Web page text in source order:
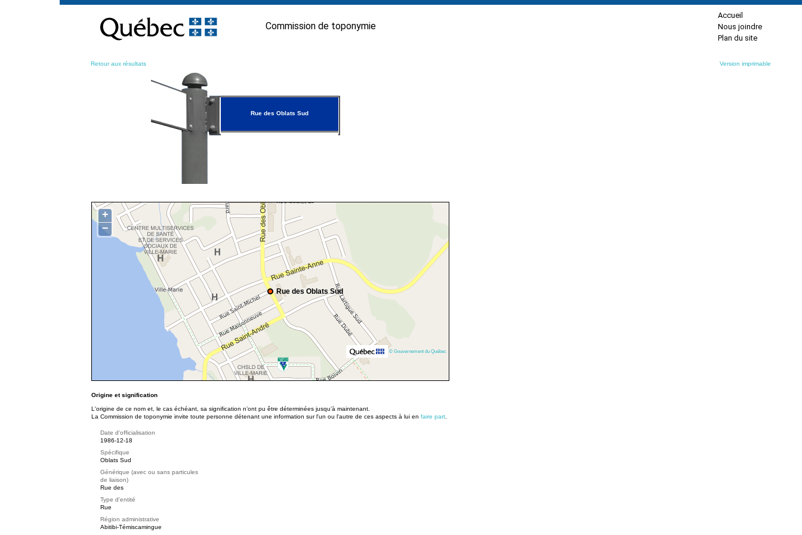
contenu
Commission de toponymie
Accueil
Nous joindre
Plan du site
Retour aux résultats Version imprimable
Rue des Oblats Sud
Rue des Oblats Sud
+
−
© Gouvernement du Québec
Origine et signification
L'origine de ce nom et, le cas échéant, sa signification n’ont pu être déterminées jusqu’à maintenant.
La Commission de toponymie invite toute personne détenant une information sur l'un ou l'autre de ces aspects à lui en faire part
Date d'officialisation
1986-12-18
Spécifique
Oblats Sud
Générique (avec ou sans particules
de liaison)
Rue des
Type d'entité
Rue
Région administrative
Abitibi-Témiscamingue